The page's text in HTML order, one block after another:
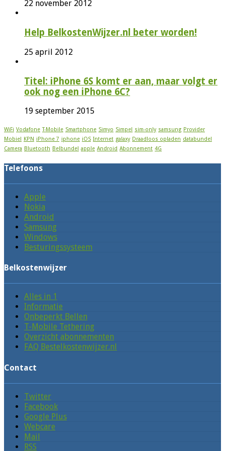
22 november 2012
Help BelkostenWijzer.nl beter worden!
25 april 2012
Titel: iPhone 6S komt er aan, maar volgt er
ook nog een iPhone 6C?
19 september 2015
WiFi Vodafone T-Mobile Smartphone Simyo Simpel sim-only samsung Provider
Mobiel
KPN iPhone 7 iphone iOS Internet galaxy Draadloos opladen databundel
Camera Bluetooth Belbundel apple Android Abonnement 4G
Telefoons
Apple
Nokia
Android
Samsung
Windows
Besturingssysteem
Belkostenwijzer
Alles in 1
Informatie
Onbeperkt Bellen
T-Mobile Tethering
Overzicht abonnementen
FAQ Bestelkostenwijzer.nl
Contact
Twitter
Facebook
Google Plus
Webcare
Mail
RSS